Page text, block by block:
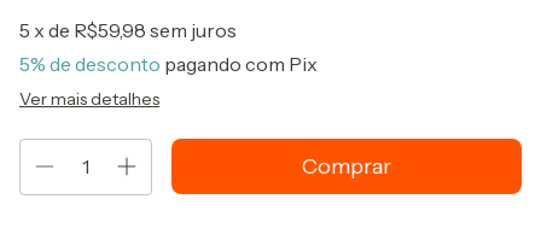
5 x de R$59,98 sem juros
5% de desconto pagando com Pix
Ver mais detalhes